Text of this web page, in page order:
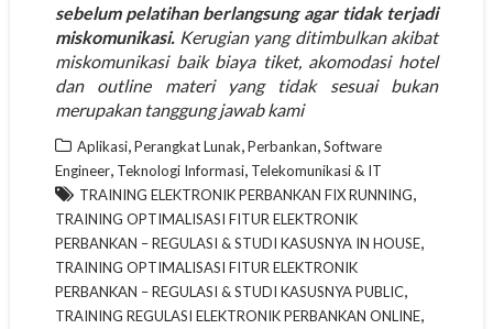
sebelum pelatihan berlangsung agar tidak terjadi
miskomunikasi.Kerugian yang ditimbulkan akibat
miskomunikasi baik biaya tiket, akomodasi hotel
dan outline materi yang tidak sesuai bukan
merupakan tanggung jawab kami
Aplikasi,Perangkat Lunak,Perbankan,Software
Engineer, Teknologi Informasi, Telekomunikasi & IT
TRAINING ELEKTRONIK PERBANKAN FIX RUNNING,
TRAINING OPTIMALISASI FITUR ELEKTRONIK
PERBANKAN – REGULASI & STUDI KASUSNYA IN HOUSE,
TRAINING OPTIMALISASI FITUR ELEKTRONIK
PERBANKAN – REGULASI & STUDI KASUSNYA PUBLIC,
TRAINING REGULASI ELEKTRONIK PERBANKAN ONLINE,